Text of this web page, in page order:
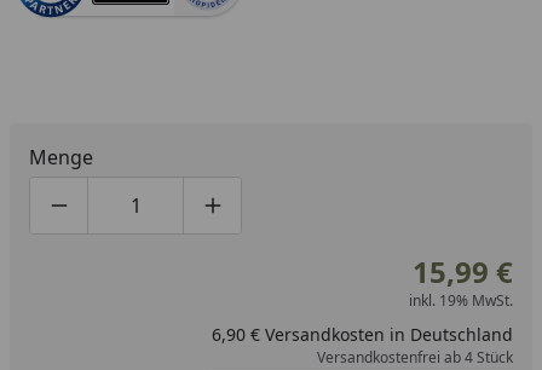
Menge
Produktmenge um eins verringern
Produktmenge manuell eingeben
Produktmenge um eins erhöhen
15,99 €
inkl. 19% MwSt.
6,90 € Versandkosten in Deutschland
Versandkostenfrei ab 4 Stück